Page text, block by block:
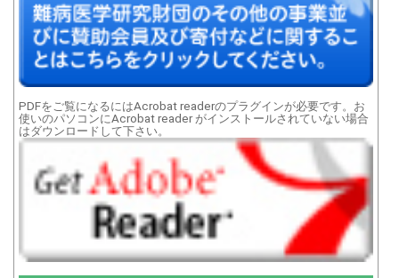
PDFをご覧になるにはAcrobat readerのプラグインが必要です。お
使いのパソコンにAcrobat reader がインストールされていない場合
はダウンロードして下さい。